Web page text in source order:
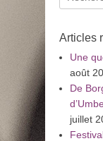
pour
Articles
Une
août
De
juillet